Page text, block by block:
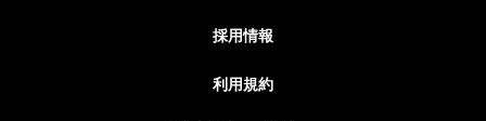
採用情報
利用規約